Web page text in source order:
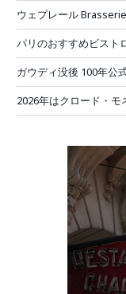
ウェプレール
パリのおすすめビスト
ガウディ没後 100年公
2026年はクロード・モ